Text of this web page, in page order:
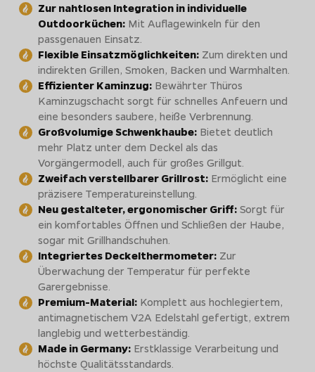
Zur nahtlosen Integration in individuelle
Outdoorküchen: Mit Auflagewinkeln für den
passgenauen Einsatz.
Flexible Einsatzmöglichkeiten: Zum direkten und
indirekten Grillen, Smoken, Backen und Warmhalten.
Effizienter Kaminzug: Bewährter Thüros
Kaminzugschacht sorgt für schnelles Anfeuern und
eine besonders saubere, heiße Verbrennung.
Großvolumige Schwenkhaube: Bietet deutlich
mehr Platz unter dem Deckel als das
Vorgängermodell, auch für großes Grillgut.
Zweifach verstellbarer Grillrost: Ermöglicht eine
präzisere Temperatureinstellung.
Neu gestalteter, ergonomischer Griff: Sorgt für
ein komfortables Öffnen und Schließen der Haube,
sogar mit Grillhandschuhen.
Integriertes Deckelthermometer: Zur
Überwachung der Temperatur für perfekte
Garergebnisse.
Premium-Material: Komplett aus hochlegiertem,
antimagnetischem V2A Edelstahl gefertigt, extrem
langlebig und wetterbeständig.
Made in Germany: Erstklassige Verarbeitung und
höchste Qualitätsstandards.